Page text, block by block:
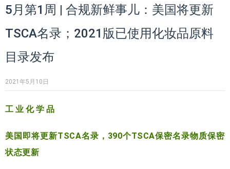
5月第1周 | 合规新鲜事儿：美国将更新
TSCA名录；2021版已使用化妆品原料
目录发布
2021年5月10日
工 业 化 学 品
美国即将更新TSCA名录，390个TSCA保密名录物质保密
状态更新